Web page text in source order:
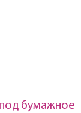
бумажное